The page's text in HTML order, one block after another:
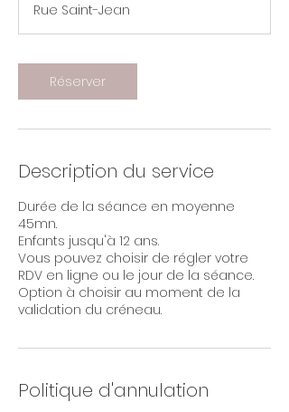
i
n
Rue Saint-Jean
Réserver
Description du service
Durée de la séance en moyenne
45mn.
Enfants jusqu'à 12 ans.
Vous pouvez choisir de régler votre
RDV en ligne ou le jour de la séance.
Option à choisir au moment de la
validation du créneau.
Politique d'annulation